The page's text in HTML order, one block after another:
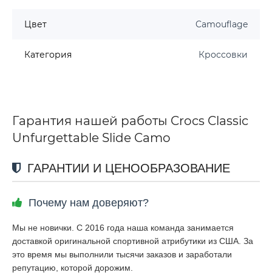
Цвет Camouflage
Категория Кроссовки
Гарантия нашей работы Crocs Classic
Unfurgettable Slide Camo
ГАРАНТИИ И ЦЕНООБРАЗОВАНИЕ
Почему нам доверяют?
Мы не новички. С 2016 года наша команда занимается
доставкой оригинальной спортивной атрибутики из США. За
это время мы выполнили тысячи заказов и заработали
репутацию, которой дорожим.